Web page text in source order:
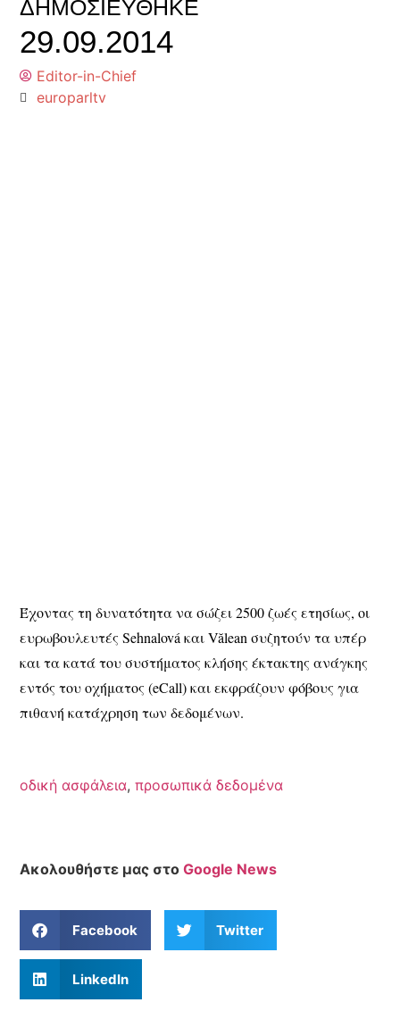
ΔΗΜΟΣΙΕΎΘΗΚΕ
29.09.2014
Editor-in-Chief
europarltv
Έχοντας τη δυνατότητα να σώζει 2500 ζωές ετησίως, οι
ευρωβουλευτές Sehnalová και Vălean συζητούν τα υπέρ
και τα κατά του συστήματος κλήσης έκτακτης ανάγκης
εντός του oχήματος (eCall) και εκφράζουν φόβους για
πιθανή κατάχρηση των δεδομένων.
οδική ασφάλεια,προσωπικά δεδομένα
Ακολουθήστε μας στοGoogle News
Facebook Twitter
LinkedIn